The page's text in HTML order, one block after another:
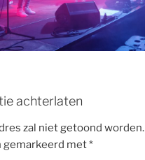
achterlaten
zal niet getoond worden.
gemarkeerd met*